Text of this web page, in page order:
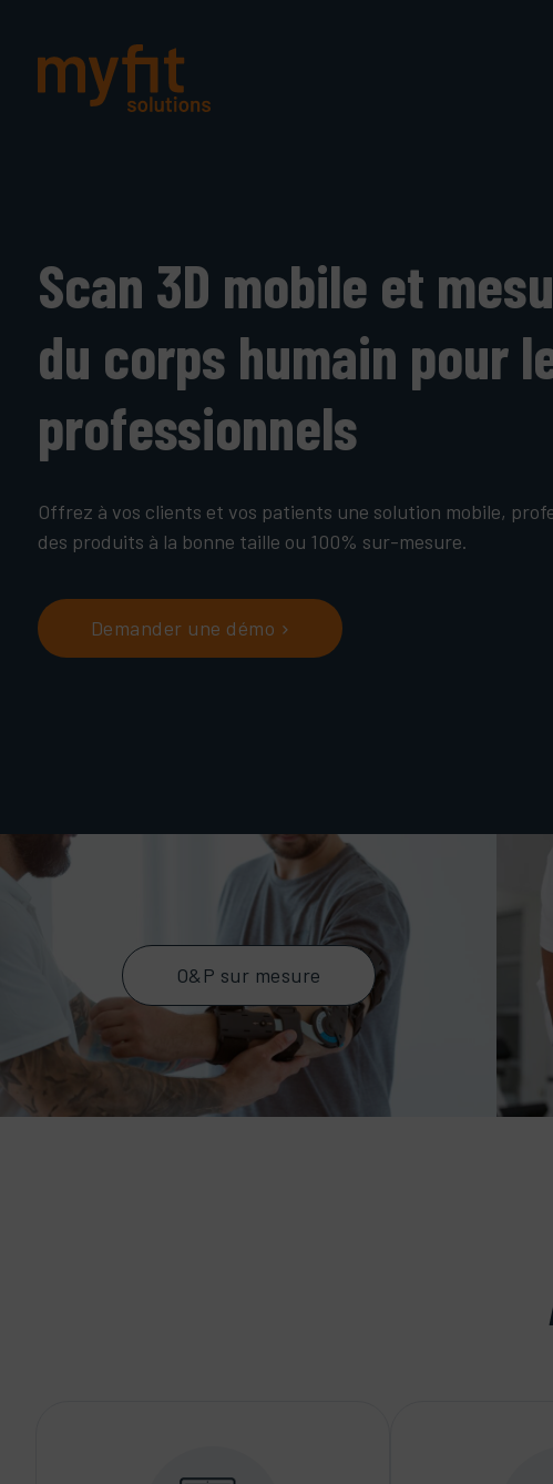
Scan 3D mobile et
du corps humain pour
professionnels
Offrez à vos clients et vos patients une solution mobile,
des produits à la bonne taille ou 100% sur-mesure.
Demander une démo
O&P sur mesure